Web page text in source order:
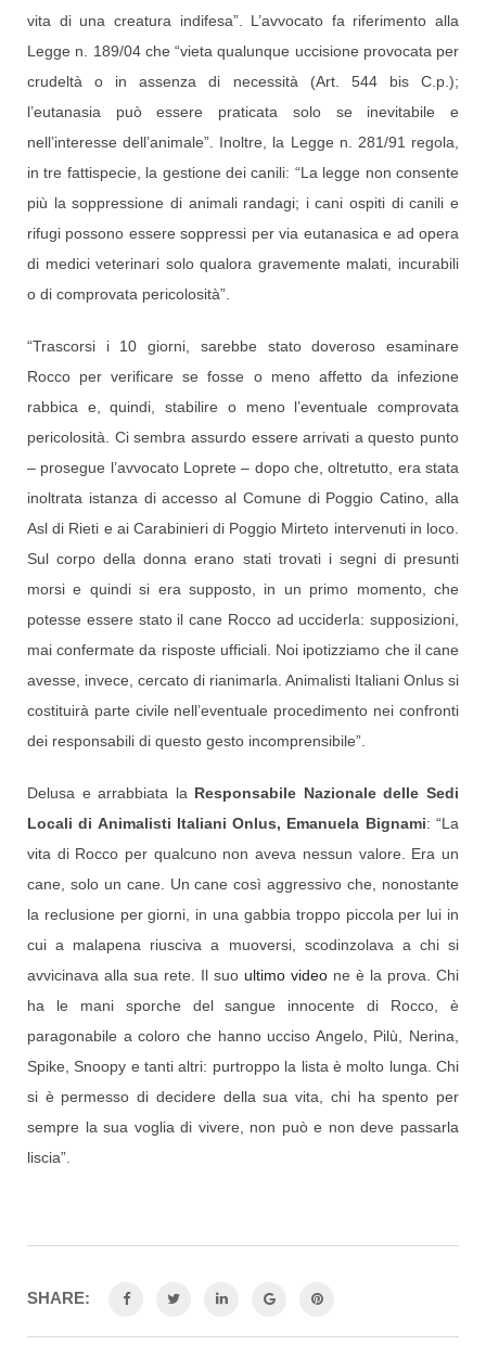
vita di una creatura indifesa”. L’avvocato fa riferimento alla
Legge n. 189/04 che “vieta qualunque uccisione provocata per
crudeltà o in assenza di necessità (Art. 544 bis C.p.);
l’eutanasia può essere praticata solo se inevitabile e
nell’interesse dell’animale”. Inoltre, la Legge n. 281/91 regola,
in tre fattispecie, la gestione dei canili: “La legge non consente
più la soppressione di animali randagi; i cani ospiti di canili e
rifugi possono essere soppressi per via eutanasica e ad opera
di medici veterinari solo qualora gravemente malati, incurabili
o di comprovata pericolosità”.
“Trascorsi i 10 giorni, sarebbe stato doveroso esaminare
Rocco per verificare se fosse o meno affetto da infezione
rabbica e, quindi, stabilire o meno l’eventuale comprovata
pericolosità. Ci sembra assurdo essere arrivati a questo punto
– prosegue l’avvocato Loprete – dopo che, oltretutto, era stata
inoltrata istanza di accesso al Comune di Poggio Catino, alla
Asl di Rieti e ai Carabinieri di Poggio Mirteto intervenuti in loco.
Sul corpo della donna erano stati trovati i segni di presunti
morsi e quindi si era supposto, in un primo momento, che
potesse essere stato il cane Rocco ad ucciderla: supposizioni,
mai confermate da risposte ufficiali. Noi ipotizziamo che il cane
avesse, invece, cercato di rianimarla. Animalisti Italiani Onlus si
costituirà parte civile nell’eventuale procedimento nei confronti
dei responsabili di questo gesto incomprensibile”.
Delusa e arrabbiata la Responsabile Nazionale delle Sedi
Locali di Animalisti Italiani Onlus, Emanuela Bignami: “La
vita di Rocco per qualcuno non aveva nessun valore. Era un
cane, solo un cane. Un cane così aggressivo che, nonostante
la reclusione per giorni, in una gabbia troppo piccola per lui in
cui a malapena riusciva a muoversi, scodinzolava a chi si
avvicinava alla sua rete. Il suo ultimo video ne è la prova. Chi
ha le mani sporche del sangue innocente di Rocco, è
paragonabile a coloro che hanno ucciso Angelo, Pilù, Nerina,
Spike, Snoopy e tanti altri: purtroppo la lista è molto lunga. Chi
si è permesso di decidere della sua vita, chi ha spento per
sempre la sua voglia di vivere, non può e non deve passarla
liscia”.
SHARE: